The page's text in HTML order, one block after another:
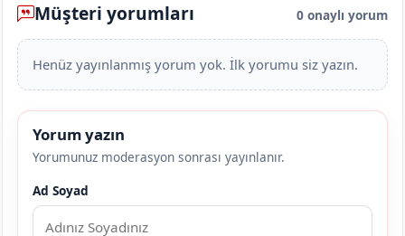
Müşteri yorumları 0 onaylı yorum
Henüz yayınlanmış yorum yok. İlk yorumu siz yazın.
Yorum yazın
Yorumunuz moderasyon sonrası yayınlanır.
Ad Soyad